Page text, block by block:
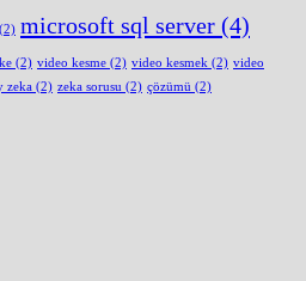
(2) microsoft sql server (4)
(2) video kesme (2) video kesmek (2) video
zeka (2) zeka sorusu (2) çözümü (2)